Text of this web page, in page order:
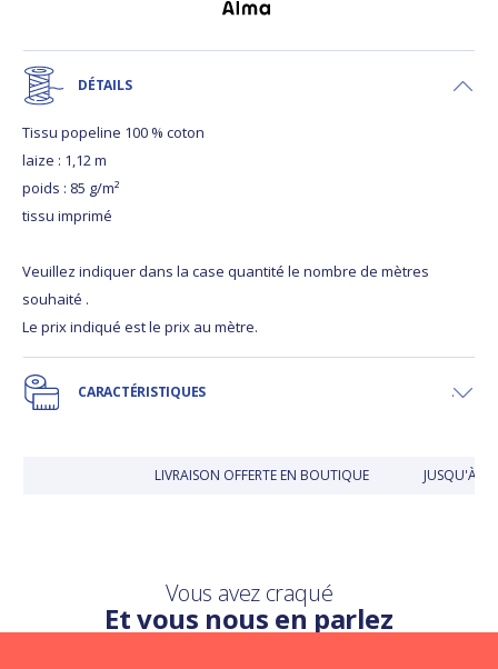
DÉTAILS
Tissu popeline 100 % coton
laize : 1,12 m
poids : 85 g/m²
tissu imprimé
Veuillez indiquer dans la case quantité le nombre de mètres
souhaité .
Le prix indiqué est le prix au mètre.
CARACTÉRISTIQUES
LIVRAISON OFFERTE EN BOUTIQUE JUSQU'À
Vous avez craqué
Et vous nous en parlez